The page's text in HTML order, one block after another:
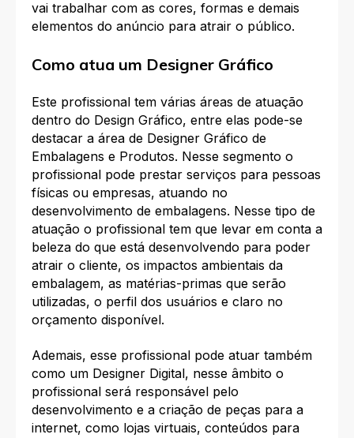
vai trabalhar com as cores, formas e demais
elementos do anúncio para atrair o público.
Como atua um Designer Gráfico
Este profissional tem várias áreas de atuação
dentro do Design Gráfico, entre elas pode-se
destacar a área de Designer Gráfico de
Embalagens e Produtos. Nesse segmento o
profissional pode prestar serviços para pessoas
físicas ou empresas, atuando no
desenvolvimento de embalagens. Nesse tipo de
atuação o profissional tem que levar em conta a
beleza do que está desenvolvendo para poder
atrair o cliente, os impactos ambientais da
embalagem, as matérias-primas que serão
utilizadas, o perfil dos usuários e claro no
orçamento disponível.
Ademais, esse profissional pode atuar também
como um Designer Digital, nesse âmbito o
profissional será responsável pelo
desenvolvimento e a criação de peças para a
internet, como lojas virtuais, conteúdos para